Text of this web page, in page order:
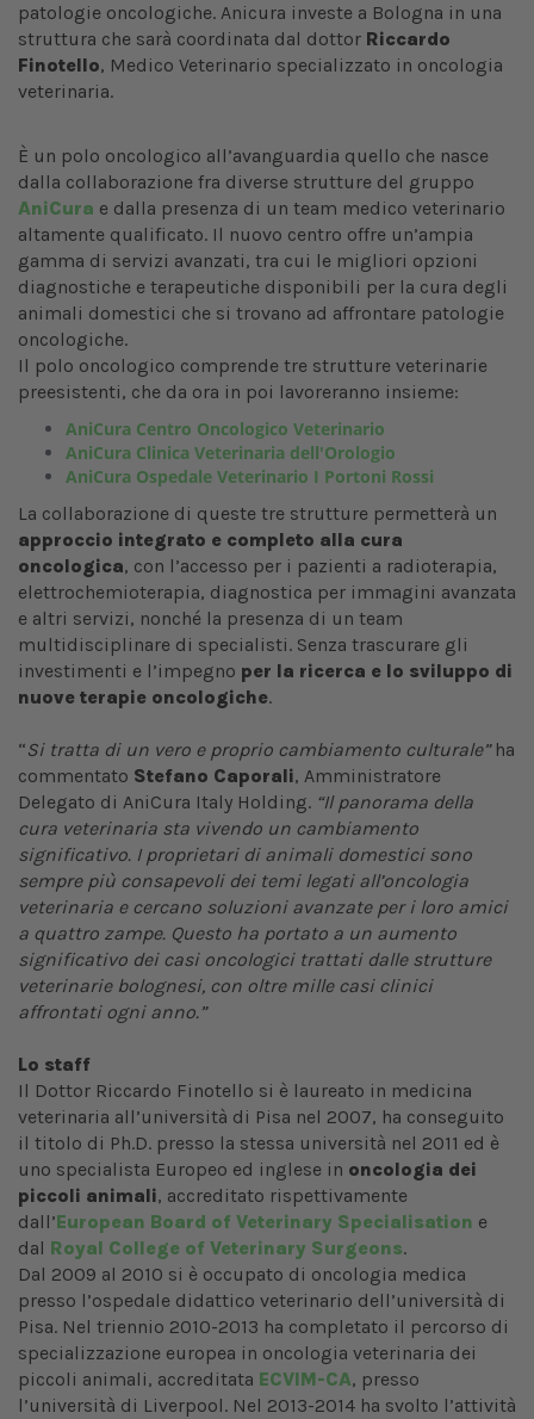
patologie oncologiche. Anicura investe a Bologna in una
struttura che sarà coordinata dal dottor Riccardo
Finotello, Medico Veterinario specializzato in oncologia
veterinaria.
È un polo oncologico all’avanguardia quello che nasce
dalla collaborazione fra diverse strutture del gruppo
AniCura e dalla presenza di un team medico veterinario
altamente qualificato. Il nuovo centro offre un’ampia
gamma di servizi avanzati, tra cui le migliori opzioni
diagnostiche e terapeutiche disponibili per la cura degli
animali domestici che si trovano ad affrontare patologie
oncologiche.
Il polo oncologico comprende tre strutture veterinarie
preesistenti, che da ora in poi lavoreranno insieme:
AniCura Centro Oncologico Veterinario
AniCura Clinica Veterinaria dell'Orologio
AniCura Ospedale Veterinario I Portoni Rossi
La collaborazione di queste tre strutture permetterà un
approccio integrato e completo alla cura
oncologica, con l’accesso per i pazienti a radioterapia,
elettrochemioterapia, diagnostica per immagini avanzata
e altri servizi, nonché la presenza di un team
multidisciplinare di specialisti. Senza trascurare gli
investimenti e l’impegno per la ricerca e lo sviluppo di
nuove terapie oncologiche.
“Si tratta di un vero e proprio cambiamento culturale”ha
commentato Stefano Caporali, Amministratore
Delegato di AniCura Italy Holding. “Il panorama della
cura veterinaria sta vivendo un cambiamento
significativo. I proprietari di animali domestici sono
sempre più consapevoli dei temi legati all’oncologia
veterinaria e cercano soluzioni avanzate per i loro amici
a quattro zampe. Questo ha portato a un aumento
significativo dei casi oncologici trattati dalle strutture
veterinarie bolognesi, con oltre mille casi clinici
affrontati ogni anno.”
Lo staff
Il Dottor Riccardo Finotello si è laureato in medicina
veterinaria all’università di Pisa nel 2007, ha conseguito
il titolo di Ph.D. presso la stessa università nel 2011 ed è
uno specialista Europeo ed inglese in oncologia dei
piccoli animali, accreditato rispettivamente
dall’European Board of Veterinary Specialisation e
dal Royal College of Veterinary Surgeons.
Dal 2009 al 2010 si è occupato di oncologia medica
presso l’ospedale didattico veterinario dell’università di
Pisa. Nel triennio 2010-2013 ha completato il percorso di
specializzazione europea in oncologia veterinaria dei
piccoli animali, accreditata ECVIM-CA, presso
l’università di Liverpool. Nel 2013-2014 ha svolto l’attività